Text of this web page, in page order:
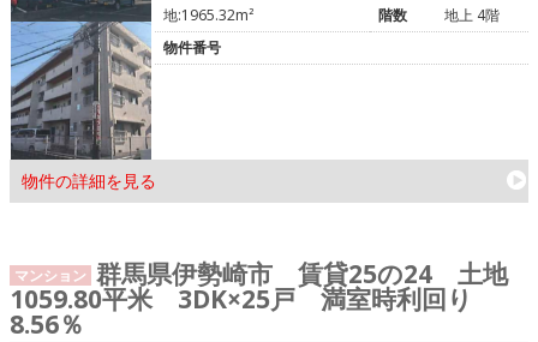
物件の詳細を見る
地:1965.32m²
階数
地上 4階
物件番号
マンション 群馬県伊勢崎市 賃貸25の24 土地
1059.80平米 3DK×25戸 満室時利回り
8.56％